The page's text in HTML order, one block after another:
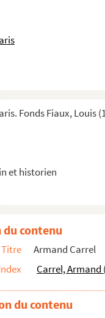
Fonds Fiaux, Louis
et historien
Commerce, Le Temps et
contenu
Titre
Armand Carrel
Carrel, Armand
du contenu